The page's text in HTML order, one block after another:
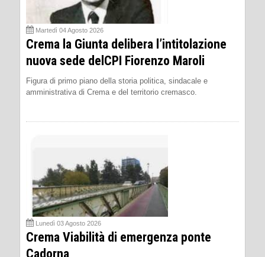
Martedì 04 Agosto 2026
Crema la Giunta delibera l’intitolazione
nuova sede delCPI Fiorenzo Maroli
Figura di primo piano della storia politica, sindacale e
amministrativa di Crema e del territorio cremasco.
Lunedì 03 Agosto 2026
Crema Viabilità di emergenza ponte
Cadorna